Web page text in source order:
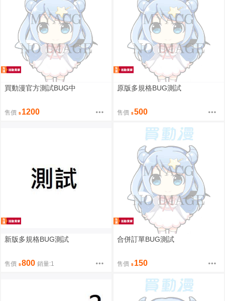
買動漫官方測試BUG中
售價 1200
原版多規格BUG測試
售價 500
新版多規格BUG測試
售價 800 銷量:1
合併訂單BUG測試
售價 150